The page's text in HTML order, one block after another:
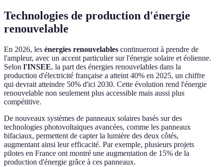
Technologies de production d'énergie
renouvelable
En 2026, les énergies renouvelables continueront à prendre de
l'ampleur, avec un accent particulier sur l'énergie solaire et éolienne.
Selon l'INSEE, la part des énergies renouvelables dans la
production d'électricité française a atteint 40% en 2025, un chiffre
qui devrait atteindre 50% d'ici 2030. Cette évolution rend l'énergie
renouvelable non seulement plus accessible mais aussi plus
compétitive.
De nouveaux systèmes de panneaux solaires basés sur des
technologies photovoltaiques avancées, comme les panneaux
bifaciaux, permettent de capter la lumière des deux côtés,
augmentant ainsi leur efficacité. Par exemple, plusieurs projets
pilotes en France ont montré une augmentation de 15% de la
production d'énergie grâce à ces panneaux.